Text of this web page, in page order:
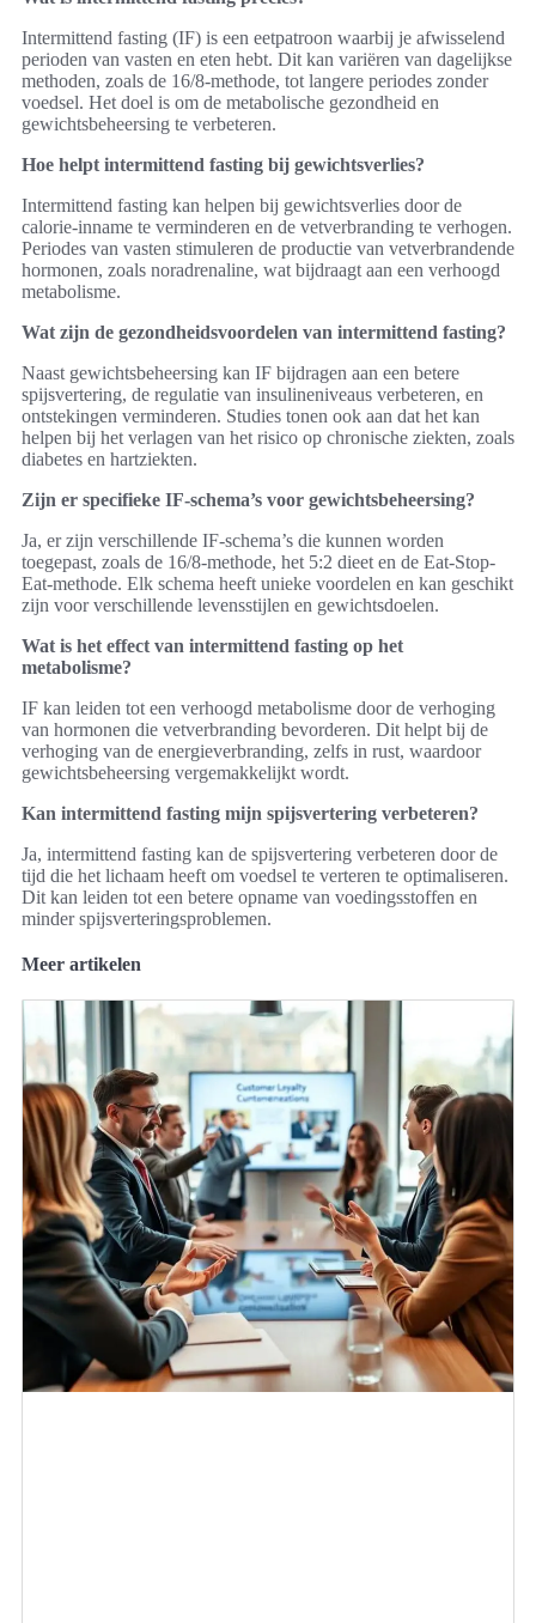
Intermittend fasting (IF) is een eetpatroon waarbij je afwisselend
perioden van vasten en eten hebt. Dit kan variëren van dagelijkse
methoden, zoals de 16/8-methode, tot langere periodes zonder
voedsel. Het doel is om de metabolische gezondheid en
gewichtsbeheersing te verbeteren.
Hoe helpt intermittend fasting bij gewichtsverlies?
Intermittend fasting kan helpen bij gewichtsverlies door de
calorie-inname te verminderen en de vetverbranding te verhogen.
Periodes van vasten stimuleren de productie van vetverbrandende
hormonen, zoals noradrenaline, wat bijdraagt aan een verhoogd
metabolisme.
Wat zijn de gezondheidsvoordelen van intermittend fasting?
Naast gewichtsbeheersing kan IF bijdragen aan een betere
spijsvertering, de regulatie van insulineniveaus verbeteren, en
ontstekingen verminderen. Studies tonen ook aan dat het kan
helpen bij het verlagen van het risico op chronische ziekten, zoals
diabetes en hartziekten.
Zijn er specifieke IF-schema’s voor gewichtsbeheersing?
Ja, er zijn verschillende IF-schema’s die kunnen worden
toegepast, zoals de 16/8-methode, het 5:2 dieet en de Eat-Stop-
Eat-methode. Elk schema heeft unieke voordelen en kan geschikt
zijn voor verschillende levensstijlen en gewichtsdoelen.
Wat is het effect van intermittend fasting op het
metabolisme?
IF kan leiden tot een verhoogd metabolisme door de verhoging
van hormonen die vetverbranding bevorderen. Dit helpt bij de
verhoging van de energieverbranding, zelfs in rust, waardoor
gewichtsbeheersing vergemakkelijkt wordt.
Kan intermittend fasting mijn spijsvertering verbeteren?
Ja, intermittend fasting kan de spijsvertering verbeteren door de
tijd die het lichaam heeft om voedsel te verteren te optimaliseren.
Dit kan leiden tot een betere opname van voedingsstoffen en
minder spijsverteringsproblemen.
Meer artikelen